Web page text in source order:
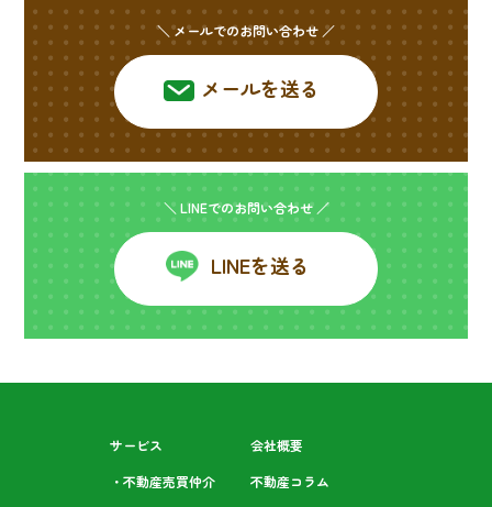
＼ メールでのお問い合わせ ／
メールを送る
＼ LINEでのお問い合わせ ／
LINEを送る
サービス
・不動産売買仲介
会社概要
不動産コラム